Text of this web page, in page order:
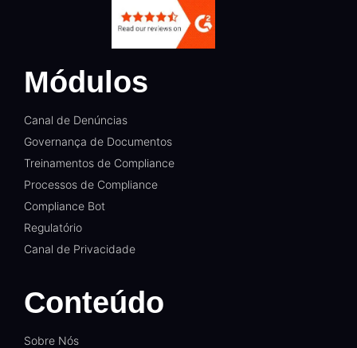
Módulos
Canal de Denúncias
Governança de Documentos
Treinamentos de Compliance
Processos de Compliance
Compliance Bot
Regulatório
Canal de Privacidade
Conteúdo
Sobre Nós